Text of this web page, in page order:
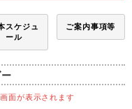
スケジュ
ール
ご案内事項等
面が表示されます